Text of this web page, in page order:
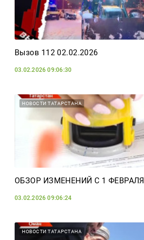
Вызов 112 02.02.2026
03.02.2026 09:06:30
НОВОСТИ ТАТАРСТАНА
ОБЗОР ИЗМЕНЕНИЙ С 1 ФЕВРАЛЯ
03.02.2026 09:06:24
НОВОСТИ ТАТАРСТАНА